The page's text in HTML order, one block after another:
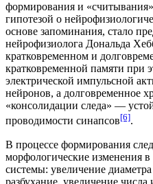
формирования и «считывания»
гипотезой о
основе запоминания, стало
нейрофизиолога Дональда
кратковременном и
кратковременной памяти при
электрической импульсной
нейронов, а долговременное
«консолидации следа» —
проводимости синапсов[6].
В процессе формирования
морфологические изменения в
системы: увеличение
разбухание, увеличение